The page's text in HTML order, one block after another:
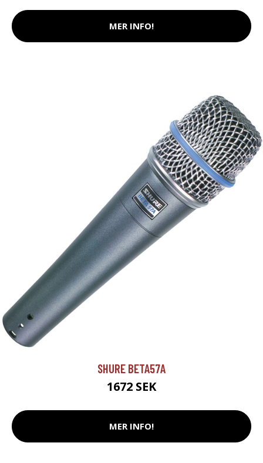
MER INFO!
SHURE BETA57A
1672 SEK
MER INFO!